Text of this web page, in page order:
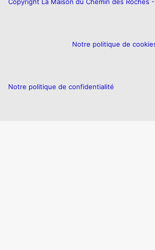
Notre politique de
Notre politique de confidentialité